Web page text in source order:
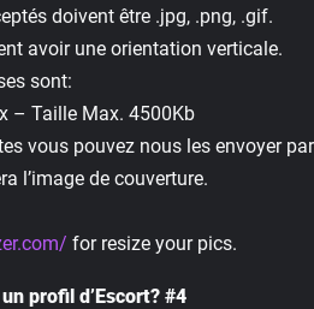
doivent être .jpg, .png, .gif.
avoir une orientation verticale.
sont:
– Taille Max. 4500Kb
vous pouvez nous les envoyer
l’image de couverture.
for resize your pics.
profil d’Escort? #4